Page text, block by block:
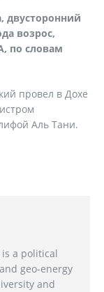
двусторонний
возрос,
по словам
провел в Дохе
Аль Тани.
is a political
geo-energy
and